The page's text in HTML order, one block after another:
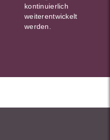
kontinuierlich
weiterentwickelt
werden.